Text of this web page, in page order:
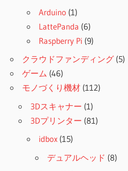
Arduino (1)
LattePanda (6)
Raspberry Pi (9)
クラウドファンディング(5)
ゲーム (46)
モノづくり機材 (112)
3Dスキャナー (1)
3Dプリンター (81)
idbox (15)
デュアルヘッド (8)